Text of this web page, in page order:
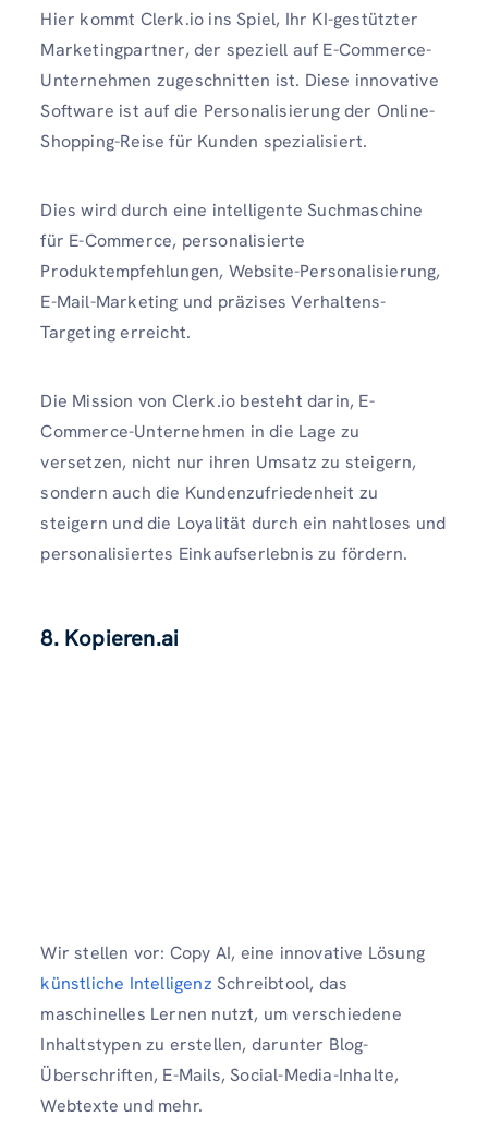
Hier kommt Clerk.io ins Spiel, Ihr KI-gestützter
Marketingpartner, der speziell auf E-Commerce-
Unternehmen zugeschnitten ist. Diese innovative
Software ist auf die Personalisierung der Online-
Shopping-Reise für Kunden spezialisiert.
Dies wird durch eine intelligente Suchmaschine
für E-Commerce, personalisierte
Produktempfehlungen, Website-Personalisierung,
E-Mail-Marketing und präzises Verhaltens-
Targeting erreicht.
Die Mission von Clerk.io besteht darin, E-
Commerce-Unternehmen in die Lage zu
versetzen, nicht nur ihren Umsatz zu steigern,
sondern auch die Kundenzufriedenheit zu
steigern und die Loyalität durch ein nahtloses und
personalisiertes Einkaufserlebnis zu fördern.
8. Kopieren.ai
Wir stellen vor: Copy AI, eine innovative Lösung
künstliche Intelligenz Schreibtool, das
maschinelles Lernen nutzt, um verschiedene
Inhaltstypen zu erstellen, darunter Blog-
Überschriften, E-Mails, Social-Media-Inhalte,
Webtexte und mehr.